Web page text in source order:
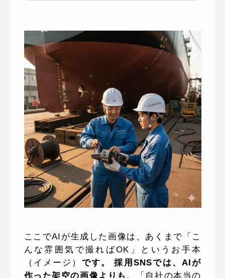
ここでAIが生成した画像は、あくまで「こ
んな雰囲気で撮ればOK」というお手本
（イメージ） です。 採用SNSでは、AIが
作った架空の画像よりも、
「自社の本当の